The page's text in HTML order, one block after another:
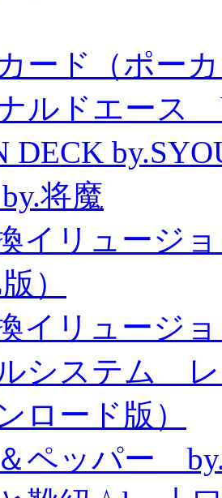
ード（ポー
ルドエース
DECK
将魔
イリュージ
）
イリュージ
システム
ロード版）
ペッパー